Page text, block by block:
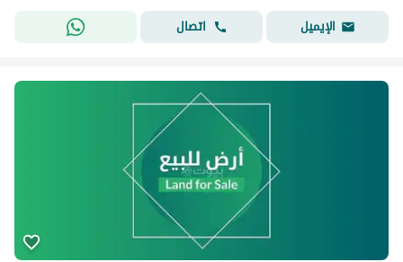
الإيميل
اتصال